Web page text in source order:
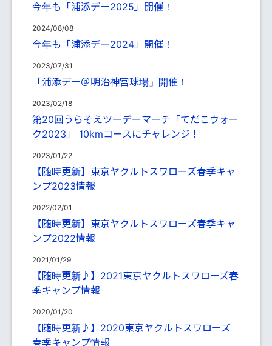
今年も「浦添デー2025」開催！
2024/08/08
今年も「浦添デー2024」開催！
2023/07/31
「浦添デー＠明治神宮球場」開催！
2023/02/18
第20回うらそえツーデーマーチ「てだこウォー
ク2023」 10kmコースにチャレンジ！
2023/01/22
【随時更新】東京ヤクルトスワローズ春季キャ
ンプ2023情報
2022/02/01
【随時更新】東京ヤクルトスワローズ春季キャ
ンプ2022情報
2021/01/29
【随時更新♪】2021東京ヤクルトスワローズ春
季キャンプ情報
2020/01/20
【随時更新♪】2020東京ヤクルトスワローズ
春季キャンプ情報